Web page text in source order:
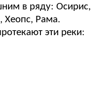
в ряду: Осирис,
Рама.
эти реки: